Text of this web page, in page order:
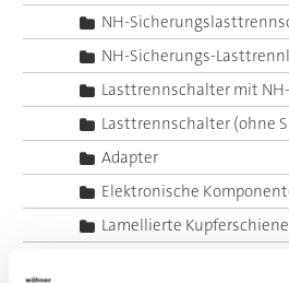
NH-
NH-Sicherungs-
Lasttrennschalter mit
Lasttrennschalter (ohne
Adapter
Elektronische
Lamellierte
Sonderlösungen